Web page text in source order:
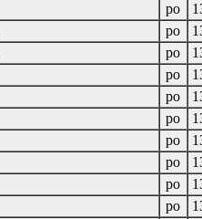
po
po
po
po
po
po
po
po
po
po